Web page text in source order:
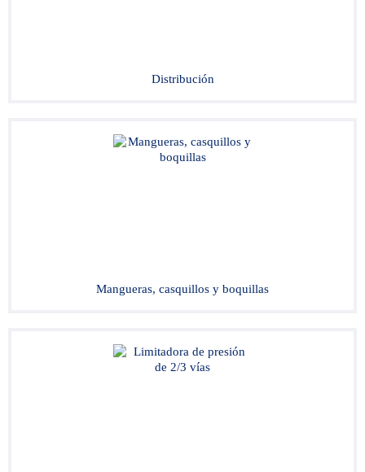
Distribución
Mangueras, casquillos y boquillas